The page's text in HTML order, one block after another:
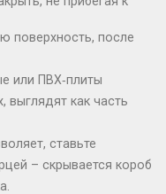
поверхность, после
или ПВХ‑плиты
выглядят как часть
ставьте
– скрывается короб